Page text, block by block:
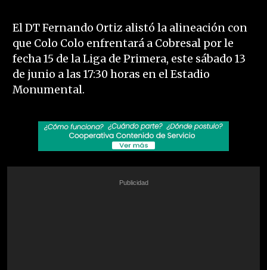
El DT Fernando Ortiz alistó la alineación con
que Colo Colo enfrentará a Cobresal por le
fecha 15 de la Liga de Primera, este sábado 13
de junio a las 17:30 horas en el Estadio
Monumental.